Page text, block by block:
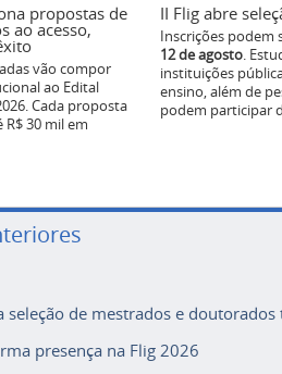
propostas de
ao acesso,
vão compor
ao Edital
Cada proposta
30 mil em
II Flig abre
Inscrições podem
12 de agosto.
instituições
ensino, além de
podem participar
seleção de mestrados e
presença na Flig 2026